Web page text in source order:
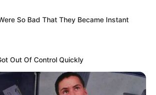
So Bad That They Became Instant
Out Of Control Quickly